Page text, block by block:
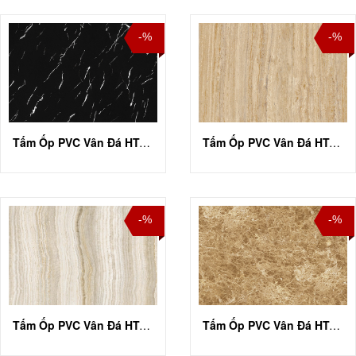
-%
Tấm Ốp PVC Vân Đá HT-A019
-%
Tấm Ốp PVC Vân Đá HT-A022
-%
Tấm Ốp PVC Vân Đá HT-A031
-%
Tấm Ốp PVC Vân Đá HT-A033